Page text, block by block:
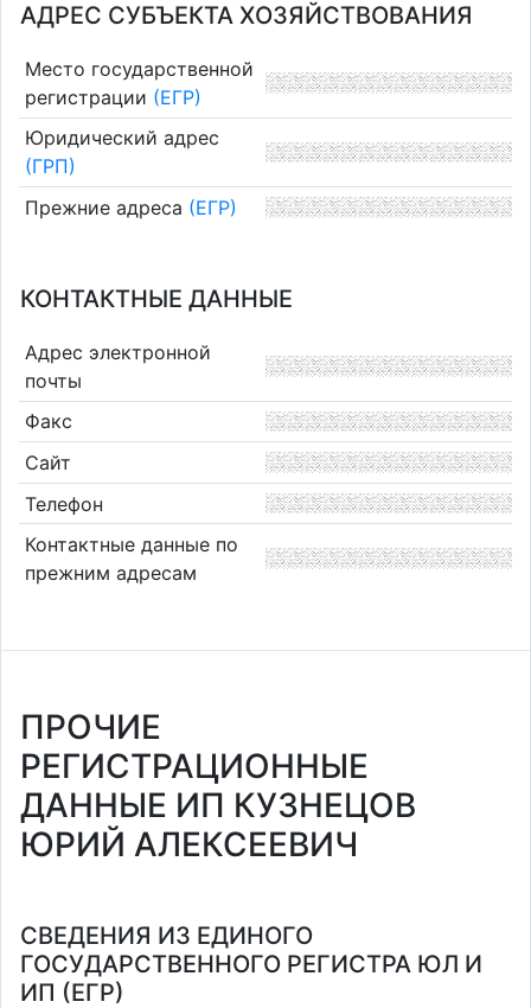
АДРЕС СУБЪЕКТА ХОЗЯЙСТВОВАНИЯ
Место государственной
регистрации (ЕГР)
Юридический адрес
(ГРП)
Прежние адреса (ЕГР)
КОНТАКТНЫЕ ДАННЫЕ
Адрес электронной
почты
Факс
Сайт
Телефон
Контактные данные по
прежним адресам
ПРОЧИЕ
РЕГИСТРАЦИОННЫЕ
ДАННЫЕ ИП КУЗНЕЦОВ
ЮРИЙ АЛЕКСЕЕВИЧ
СВЕДЕНИЯ ИЗ ЕДИНОГО
ГОСУДАРСТВЕННОГО РЕГИСТРА ЮЛ И
ИП (ЕГР)